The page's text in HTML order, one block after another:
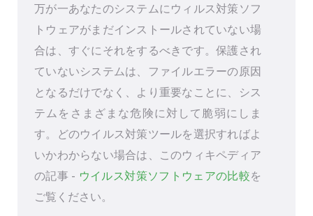
万が一あなたのシステムにウィルス対策ソフ
トウェアがまだインストールされていない場
合は、すぐにそれをするべきです。保護され
ていないシステムは、ファイルエラーの原因
となるだけでなく、より重要なことに、シス
テムをさまざまな危険に対して脆弱にしま
す。どのウイルス対策ツールを選択すればよ
いかわからない場合は、このウィキペディア
の記事 - ウイルス対策ソフトウェアの比較を
ご覧ください。